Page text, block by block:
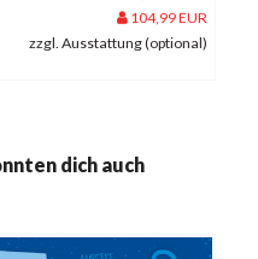
104,99 EUR
zzgl. Ausstattung (optional)
dich auch